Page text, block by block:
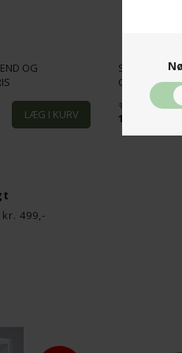
OG
STAMFORD
CM. -
14.698,00
10.999,00
499,-